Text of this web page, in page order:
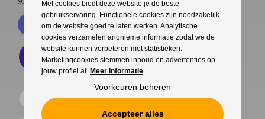
Contacteer ons
Met cookies biedt deze website je de beste
gebruikservaring. Functionele cookies zijn noodzakelijk
om de website goed te laten werken. Analytische
cookies verzamelen anonieme informatie zodat we de
website kunnen verbeteren met statistieken.
Marketingcookies stemmen inhoud en advertenties op
jouw profiel af. Meer informatie
Voorkeuren beheren
Accepteer alles